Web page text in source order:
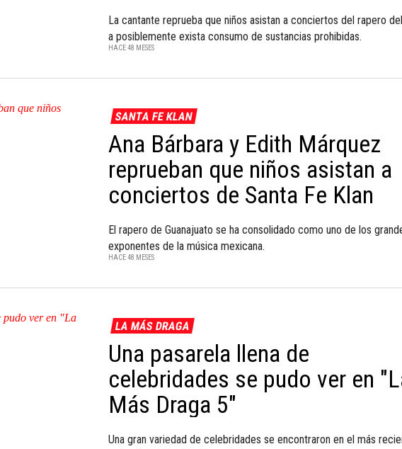
La cantante reprueba que niños asistan a conciertos del rapero
a posiblemente exista consumo de sustancias prohibidas.
HACE 48 MESES
SANTA FE KLAN
Ana Bárbara y Edith Márquez
reprueban que niños asistan a
conciertos de Santa Fe Klan
El rapero de Guanajuato se ha consolidado como uno de los
exponentes de la música mexicana.
HACE 48 MESES
LA MÁS DRAGA
Una pasarela llena de
celebridades se pudo ver en
Más Draga 5"
Una gran variedad de celebridades se encontraron en el más